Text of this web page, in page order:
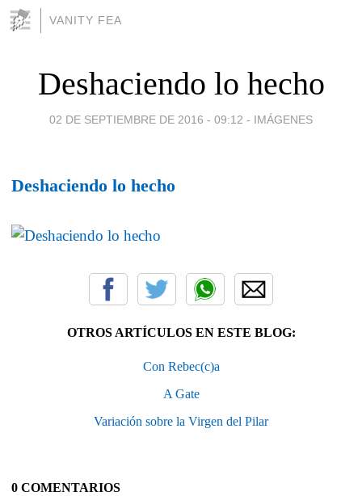
VANITY FEA
Deshaciendo lo hecho
02 DE SEPTIEMBRE DE 2016 - 09:12 - IMÁGENES
Deshaciendo lo hecho
OTROS ARTÍCULOS EN ESTE BLOG:
Con Rebec(c)a
A Gate
Variación sobre la Virgen del Pilar
0 COMENTARIOS